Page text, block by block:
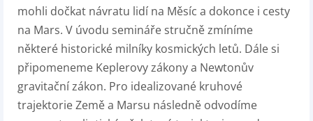
mohli dočkat návratu lidí na Měsíc a dokonce i cesty
na Mars. V úvodu semináře stručně zmíníme
některé historické milníky kosmických letů. Dále si
připomeneme Keplerovy zákony a Newtonův
gravitační zákon. Pro idealizované kruhové
trajektorie Země a Marsu následně odvodíme